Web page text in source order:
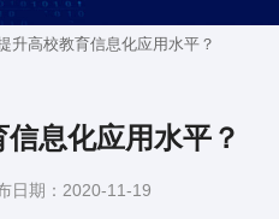
升高校教育信息化应用水平？
息化应用水平？
日期：2020-11-19